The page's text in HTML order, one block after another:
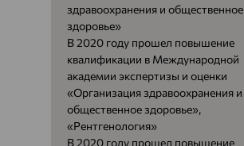
здравоохранения и общественное
здоровье»
В 2020 году прошел повышение
квалификации в Международной
академии экспертизы и оценки
«Организация здравоохранения и
общественное здоровье»,
«Рентгенология»
В 2020 году прошел повышение